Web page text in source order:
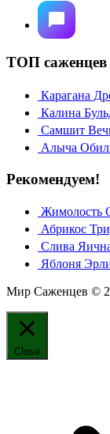
ТОП саженцев
Карагана
Калина
Самшит
Алыча
Рекомендуем!
Жимолость
Абрикос
Слива
Яблоня
Мир Саженцев ©
Close